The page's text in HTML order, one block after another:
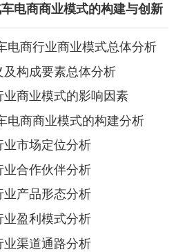
电商商业模式的构建与创新
电商行业商业模式总体分析
构成要素总体分析
商业模式的影响因素
电商商业模式的构建分析
市场定位分析
业合作伙伴分析
产品形态分析
业盈利模式分析
业渠道通路分析